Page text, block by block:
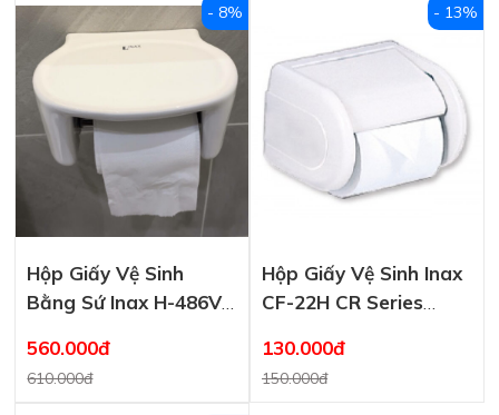
Hộp Giấy Vệ Sinh
Bằng Sứ Inax H-486V
560.000đ
610.000đ
- 8%
Hộp Giấy Vệ Sinh Inax
CF-22H CR Series
130.000đ
150.000đ
- 13%